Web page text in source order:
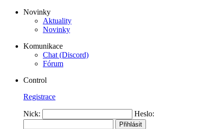
Novinky
Aktuality
Novinky
Komunikace
Chat (Discord)
Fórum
Control
Registrace
Nick: Heslo: